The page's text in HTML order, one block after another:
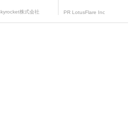
株式会社 PR LotusFlare Inc